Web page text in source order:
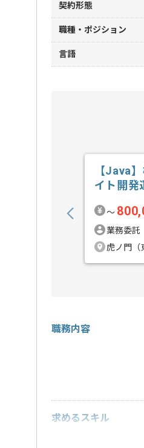
契約形態
職種・ポジション
言語
【Java
イト開発
〜
業務委託
虎ノ門（
職務内容
求めるスキル